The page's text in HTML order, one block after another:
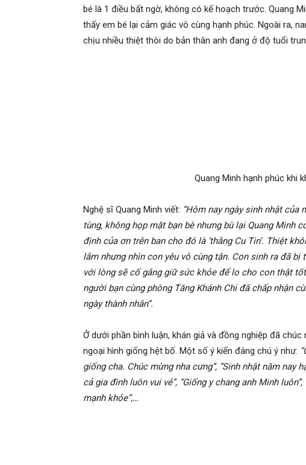
bé là 1 điều bất ngờ, không có kế hoạch trước. Quang
thấy em bé lại cảm giác vô cùng hạnh phúc. Ngoài ra,
chịu nhiều thiệt thòi do bản thân anh đang ở độ tuổi